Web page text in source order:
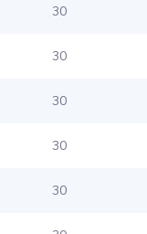
30
30
30
30
30